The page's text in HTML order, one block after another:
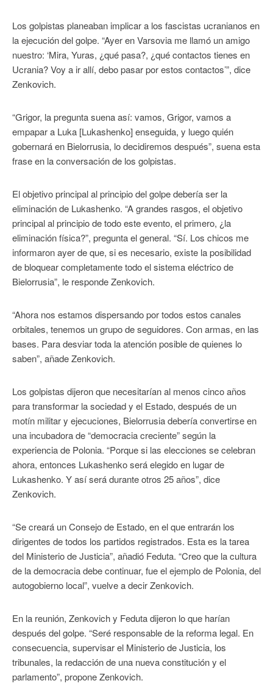
Los golpistas planeaban implicar a los fascistas ucranianos en
la ejecución del golpe. “Ayer en Varsovia me llamó un amigo
nuestro: ‘Mira, Yuras, ¿qué pasa?, ¿qué contactos tienes en
Ucrania? Voy a ir allí, debo pasar por estos contactos’”, dice
Zenkovich.
“Grigor, la pregunta suena así: vamos, Grigor, vamos a
empapar a Luka [Lukashenko] enseguida, y luego quién
gobernará en Bielorrusia, lo decidiremos después”, suena esta
frase en la conversación de los golpistas.
El objetivo principal al principio del golpe debería ser la
eliminación de Lukashenko. “A grandes rasgos, el objetivo
principal al principio de todo este evento, el primero, ¿la
eliminación física?”, pregunta el general. “Sí. Los chicos me
informaron ayer de que, si es necesario, existe la posibilidad
de bloquear completamente todo el sistema eléctrico de
Bielorrusia”, le responde Zenkovich.
“Ahora nos estamos dispersando por todos estos canales
orbitales, tenemos un grupo de seguidores. Con armas, en las
bases. Para desviar toda la atención posible de quienes lo
saben”, añade Zenkovich.
Los golpistas dijeron que necesitarían al menos cinco años
para transformar la sociedad y el Estado, después de un
motín militar y ejecuciones, Bielorrusia debería convertirse en
una incubadora de “democracia creciente” según la
experiencia de Polonia. “Porque si las elecciones se celebran
ahora, entonces Lukashenko será elegido en lugar de
Lukashenko. Y así será durante otros 25 años”, dice
Zenkovich.
“Se creará un Consejo de Estado, en el que entrarán los
dirigentes de todos los partidos registrados. Esta es la tarea
del Ministerio de Justicia”, añadió Feduta. “Creo que la cultura
de la democracia debe continuar, fue el ejemplo de Polonia, del
autogobierno local”, vuelve a decir Zenkovich.
En la reunión, Zenkovich y Feduta dijeron lo que harían
después del golpe. “Seré responsable de la reforma legal. En
consecuencia, supervisar el Ministerio de Justicia, los
tribunales, la redacción de una nueva constitución y el
parlamento”, propone Zenkovich.